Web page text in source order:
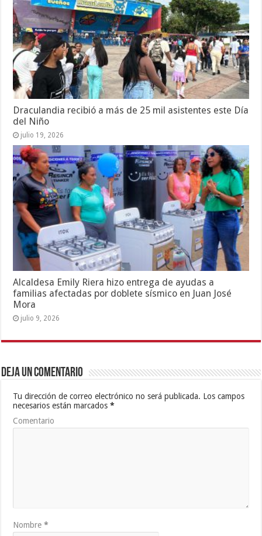
Draculandia recibió a más de 25 mil asistentes este Día
del Niño
julio 19, 2026
Alcaldesa Emily Riera hizo entrega de ayudas a
familias afectadas por doblete sísmico en Juan José
Mora
julio 9, 2026
Deja un comentario
Tu dirección de correo electrónico no será publicada. Los campos
necesarios están marcados*
Comentario
Nombre*